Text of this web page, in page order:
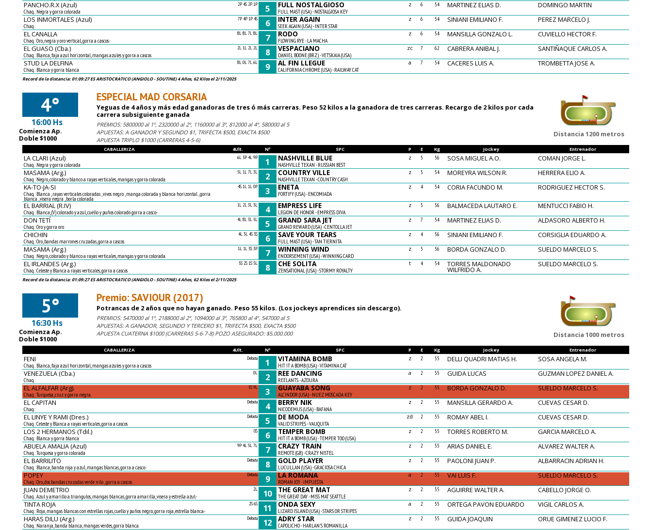
PANCHO.R.X (Azul)
Chaq.: Negra y gorra colorada
2P 4S 2P 1P 5 FULL NOSTALGIOSO
FULL MAST (USA) - NOSTALGIOSA KEY
z 6 54 MARTINEZ ELIAS D.
DOMINGO MARTIN
LOS INMORTALES (Azul)
Chaq.:
7P 4P 1P 4S 6 INTER AGAIN
SEEK AGAIN (USA) - INTER STAR
z 6 54 SINIANI EMILIANO F.
PEREZ MARCELO J.
EL CANALLA
Chaq.: Oro, negra y oro vertical, gorra a cascos.-
8L 8L 7L 8L 7 RODO
FLOWING RYE - LA MACHA
z 6 54 MANSILLA GONZALO L.
CUVIELLO HECTOR F.
EL GUASO (Cba.)
Chaq.: Blanca, faja azul horizontal, mangas azules y gorra a cascos
2L 1L 2L 2L 8 VESPACIANO
DANIEL BOONE (BRZ) - VETSKAIA (USA)
zc 7 62 CABRERA ANIBAL J.
SANTIÑAQUE CARLOS A.
STUD LA DELFINA
Chaq.: Blanca y gorra blanca
8L 0L 7L 6L 9 AL FIN LLEGUE
CALIFORNIA CHROME (USA) - RAILWAY CAT
a 7 54 CACERES LUIS A. TROMBETTA JOSE A.
Record de la distancia: 01:09:27 ES ARISTOCRATICO (ANGIOLO - SOUTINE) 4 Años, 62 Kilos el 2/11/2025
4°
16:00 Hs
Comienza Ap.
Doble $1000
ESPECIAL MAD CORSARIA
Yeguas de 4 años y más edad ganadoras de tres ó más carreras. Peso 52 kilos a la ganadora de tres carreras. Recargo de 2 kilos por cada
carrera subsiguiente ganada
PREMIOS: 5800000 al 1º, 2320000 al 2º, 1160000 al 3º, 812000 al 4º, 580000 al 5
APUESTAS: A GANADOR Y SEGUNDO $1, TRIFECTA $500, EXACTA $500
APUESTA TRIPLO $1000 (CARRERAS 4-5-6)
Distancia 1200 metros
CABALLERIZA 4Ult. Nº SPC P E Kg Jockey Entrenador
LA CLARI (Azul)
Chaq.: Negra y gorra colorada
6L 3P 4L 9P 1 NASHVILLE BLUE
NASHVILLE TEXAN - RUSSIAN BEST
z 5 56 SOSA MIGUEL A.O.
COMAN JORGE L.
MASAMA (Arg.)
Chaq.: Negro, colorado y blanco a rayas verticales, mangas y gorra colorada.
5L 1L 7L 3L 2 COUNTRY VILLE
NASHVILLE TEXAN - COUNTRY CASH
z 5 54 MOREYRA WILSON R.
HERRERA ELIO A.
KA-TO-JA-SI
Chaq.: Blanca , rayas verticales coloradas , vivos negro , manga colorada y blanca horizontal , gorra
blanca , visera negra , borla colorada
4S 1L 1L 0P 3 ENETA
FORTIFY (USA) - ENCOMIADA
z 4 54 CORIA FACUNDO M. RODRIGUEZ HECTOR S.
EL BARRIAL (R.IV)
Chaq.: Blanca, (V) colorado y azul, cuello y puños colorado gorra a casco.-
1L 2L 3L 3L 4 EMPRESS LIFE
LEGION DE HONOR - EMPRESS DIVA
z 5 56 BALMACEDA LAUTARO E.
MENTUCCI FABIO H.
DON TETÍ
Chaq.: Oro y gorra oro
4L 8L 3L 5L 5 GRAND SARA JET
GRAND REWARD (USA) - CENTOLLA JET
z 7 54 MARTINEZ ELIAS D.
ALDASORO ALBERTO H.
CHICHIN
Chaq.: Oro, bandas marrones cruzadas, gorra a cascos.
4L 3L 4S 3S 6 SAVE YOUR TEARS
FULL MAST (USA) - TAN TIERNITA
z 4 56 SINIANI EMILIANO F.
CORSIGLIA EDUARDO A.
MASAMA (Arg.)
Chaq.: Negro, colorado y blanco a rayas verticales, mangas y gorra colorada.
1L 1L 3S 3P 7 WINNING WIND
ENDORSEMENT (USA) - WINNING CARD
z 5 56 BORDA GONZALO D.
SUELDO MARCELO S.
EL IRLANDES (Arg.)
Chaq.: Celeste y Blanca a rayas verticales, gorra a cascos
5S 2S 1S 5L 8 CHE SOLITA
ZENSATIONAL (USA) - STORMY ROYALTY
t 4 54 TORRES MALDONADO
WILFRIDO A.
SUELDO MARCELO S.
Record de la distancia: 01:09:27 ES ARISTOCRATICO (ANGIOLO - SOUTINE) 4 Años, 62 Kilos el 2/11/2025
5°
16:30 Hs
Comienza Ap.
Doble $1000
Premio: SAVIOUR (2017)
Potrancas de 2 años que no hayan ganado. Peso 55 kilos. (Los jockeys aprendices sin descargo).
PREMIOS: 5470000 al 1º, 2188000 al 2º, 1094000 al 3º, 765800 al 4º, 547000 al 5
APUESTAS: A GANADOR, SEGUNDO Y TERCERO $1, TRIFECTA $500, EXACTA $500
APUESTA CUATERNA $1000 (CARRERAS 5-6-7-8) POZO ASEGURADO: $5.000.000
Distancia 1000 metros
CABALLERIZA 4Ult. Nº SPC P E Kg Jockey Entrenador
FENI
Chaq.: Blanca, faja azul horizontal, mangas azules y gorra a cascos
Debuta 1 VITAMINA BOMB
HIT IT A BOMB (USA) - VITAMINA CAT
z 2 55 DELLI QUADRI MATIAS H.
SOSA ANGELA M.
VENEZUELA (Cba.)
Chaq.:
0L 2 REE DANCING
REELANTS - AZOURA
a 2 55 GUIDA LUCAS
GUZMAN LOPEZ DANIEL A.
EL ALFALFAR (Arg).
Chaq.: Turquesa, cruz y gorra negra.
5S 9L 3 GUAYABA SONG
ALCINDOR (USA) - NUEZ MOSCADA KEY
z 2 55 BORDA GONZALO D.
SUELDO MARCELO S.
EL CAPITAN
Chaq.:
Debuta 4 BERRY NIK
NICODEMUS (USA) - BAFANA
z 2 55 MANSILLA GERARDO A.
CUEVAS CESAR D.
EL LINYE Y RAMI (Dres.)
Chaq.: Celeste y Blanca a rayas verticales, gorra a cascos
Debuta 5 DE MODA
VALID STRIPES - VAUQUITA
zd 2 55 ROMAY ABEL I.
CUEVAS CESAR D.
LOS 2 HERMANOS (Tdil.)
Chaq.: Blanca y gorra blanca
0S 6 TEMPER BOMB
HIT IT A BOMB (USA) - TEMPER TOO (USA)
z 2 55 TORRES ROBERTO M.
GARCIA MARCELO A.
ABUELA AMALIA (Azul)
Chaq.: Turquesa y gorra colorada
9P 4L 5L 7L 7 CRAZY TRAIN
REMOTE (GB) - CRAZY NISTEL
z 2 55 ARIAS DANIEL E.
ALVAREZ WALTER A.
EL BARRILITO
Chaq.: Blanca, banda roja y azul, mangas blancas, gorra a casco.-
Debuta 8 GOLD PLAYER
LUCULLAN (USA) - GRACIOSA CHICA
z 2 55 PAOLONI JUAN P.
ALBARRACIN ADRIAN H.
POPEY
Chaq.: Oro, dos bandas cruzadas verde nilo , gorra a cascos.
Debuta 9 LA ROMANA
ROMAN JOY - IMPUESTA
a 2 55 VAI LUIS F.
SUELDO MARCELO S.
JUAN DEMETRIO
Chaq.: Azul y amarillo a triangulos, mangas blancas, gorra amarilla, visera y estrella azul.-
2L 10 THE GREAT MAT
THE GREAT DAY - MISS MAT SEATTLE
z 2 55 AGUIRRE WALTER A.
CABELLO JORGE O.
TINTA ROJA
Chaq.: Roja, mangas blancas con estrellas rojas, cuello y puños negro, gorra roja, estrella blanca.-
2S 6S 11 ONDA SEXY
LIZARD ISLAND (USA) - STARS OR STRIPES
a 2 55 ORTEGA PAVON EDUARDO
VIGIL CARLOS A.
HARAS DILU (Arg.)
Chaq.: Naranja, banda blanca, mangas verdes, gorra blanca.
Debuta 12 ADRY STAR
CAPOLICHO - HARLAN'S ROMANILLA
z 2 55 GUIDA JOAQUIN ORUE GIMENEZ LUCIO F.